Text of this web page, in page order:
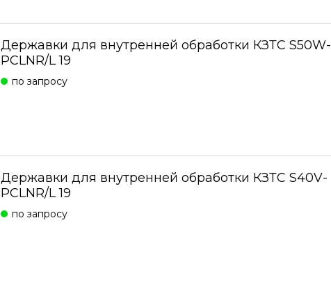
Державки для внутренней обработки КЗТС S50W-
PCLNR/L 19
по запросу
Державки для внутренней обработки КЗТС S40V-
PCLNR/L 19
по запросу